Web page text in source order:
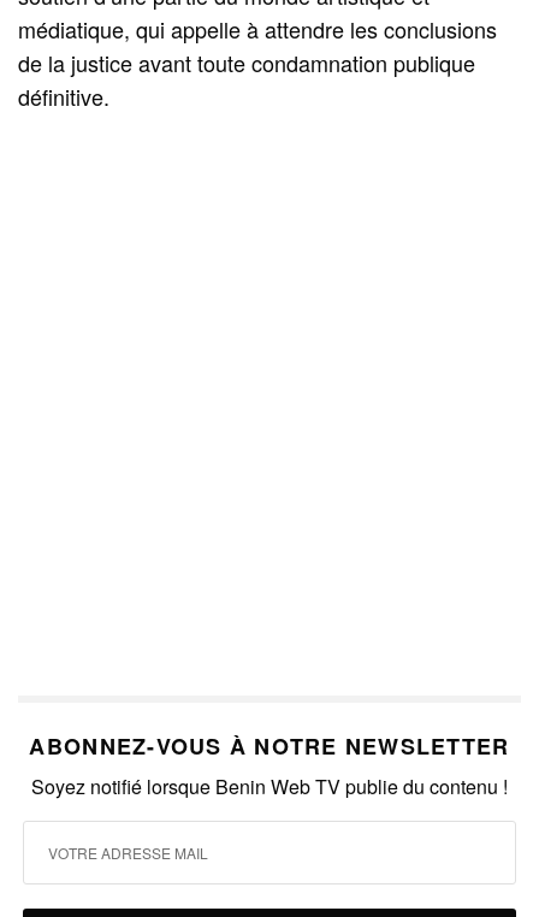
médiatique, qui appelle à attendre les conclusions
de la justice avant toute condamnation publique
définitive.
ABONNEZ-VOUS À NOTRE NEWSLETTER
Soyez notifié lorsque Benin Web TV publie du contenu !